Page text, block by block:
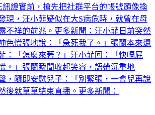
發肺炎，於2日上午7時宣告不治。而大S
訊證實前，搶先把社群平台的帳號頭像換
現，汪小菲疑似在大S病危時，就曾在母
不祥的前兆。更多新聞：汪小菲日前突然
色慌張地說：「急死我了。」張蘭本來還
：「怎麼來著？」汪小菲回：「快嗝屁
。」張蘭瞬間收起笑容，語帶沉重地
，隨即安慰兒子：「別緊張，一會兒再說